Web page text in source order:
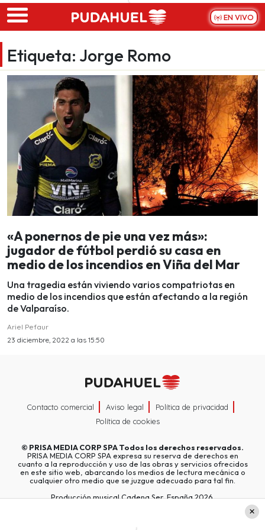
Skip to main content
EN VIVO
Etiqueta: Jorge Romo
«A ponernos de pie una vez más»:
jugador de fútbol perdió su casa en
medio de los incendios en Viña del Mar
Una tragedia están viviendo varios compatriotas en
medio de los incendios que están afectando a la región
de Valparaíso.
Ariel Pefaur
23 diciembre, 2022 a las 15:50
Contacto comercial Aviso legal
Política de privacidad
Política de cookies
© PRISA MEDIA CORP SPATodos los derechos reservados.
PRISA MEDIA CORP SPA expresa su reserva de derechos en
cuanto a la reproducción y uso de las obras y servicios ofrecidos
en este sitio web, abarcando los medios de lectura mecánica o
cualquier otro medio que se juzgue adecuado para tal fin.
Producción musical Cadena Ser, España 2026.